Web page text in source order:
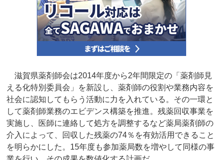
滋賀県薬剤師会は2014年度から2年間限定の「薬剤師見
える化特別委員会」を新設し、薬剤師の役割や業務内容を
社会に認知してもらう活動に力を入れている。その一環と
して薬剤師業務のエビデンス構築を推進。残薬回収事業を
実施し、医師に連絡して処方を調整するなど薬局薬剤師の
介入によって、回収した残薬の74％を有効活用できること
を明らかにした。15年度も参加薬局数を増やして同様の事